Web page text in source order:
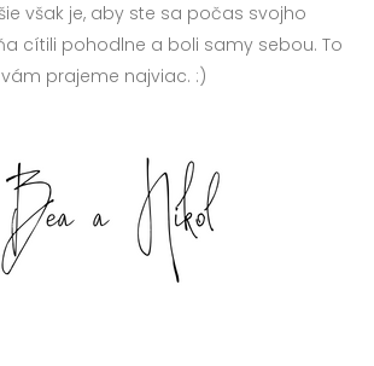
však je, aby ste sa počas svojho
cítili pohodlne a boli samy sebou. To
vám prajeme najviac. :)